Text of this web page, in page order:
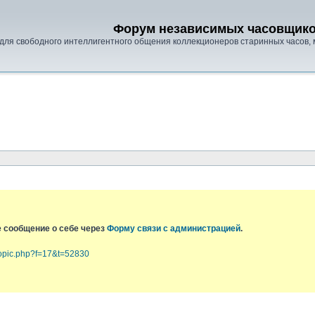
Форум независимых
свободного интеллигентного общения коллекционеров старинных
сообщение о себе через Форму связи с администрацией.